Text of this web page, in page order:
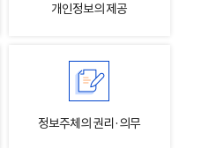
개인정보의 제공
정보주체의 권리·의무